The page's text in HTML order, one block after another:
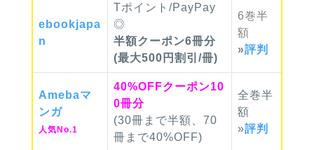
ebookjapa
n
Tポイント/PayPay
◎
半額クーポン6冊分
(最大500円割引/冊)
6巻半
額
»評判
Amebaマ
ンガ
人気No.1
40%OFFクーポン10
0冊分
(30冊まで半額、70
冊まで40%OFF)
全巻半
額
»評判